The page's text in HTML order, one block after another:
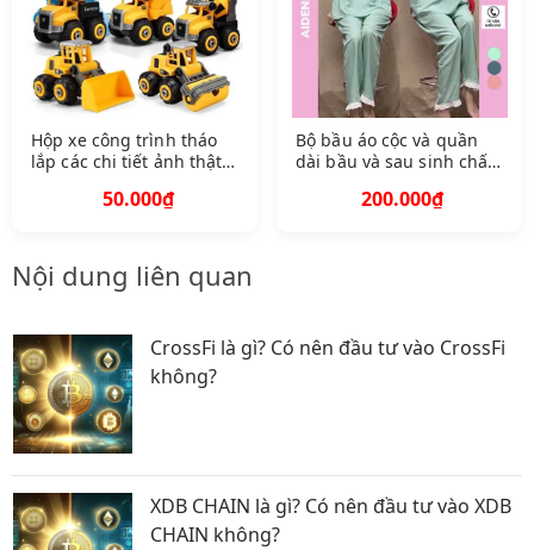
Hộp xe công trình tháo
lắp các chi tiết ảnh thật
50.000₫
Bộ bầu áo cộc và quần
dài bầu và sau sinh chất
freesize 4668 kg
200.000₫
Nội dung liên quan
CrossFi là gì? Có nên đầu tư vào CrossFi
không?
XDB CHAIN là gì? Có nên đầu tư vào XDB
CHAIN không?